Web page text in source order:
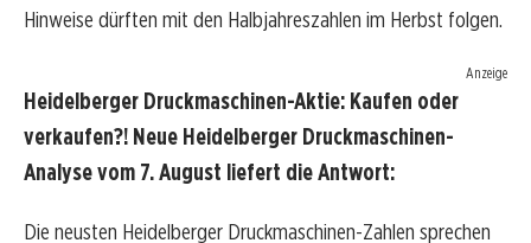
Hinweise dürften mit den Halbjahreszahlen im Herbst folgen.
Anzeige
Heidelberger Druckmaschinen-Aktie: Kaufen oder
verkaufen?! Neue Heidelberger Druckmaschinen-
Analyse vom 7. August liefert die Antwort:
Die neusten Heidelberger Druckmaschinen-Zahlen sprechen